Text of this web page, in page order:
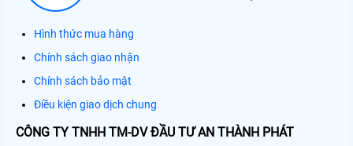
Hình thức mua hàng
Chính sách giao nhận
Chính sách bảo mật
Điều kiện giao dịch chung
CÔNG TY TNHH TM-DV ĐẦU TƯ AN THÀNH PHÁT